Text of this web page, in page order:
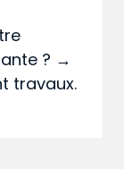
? →
travaux.